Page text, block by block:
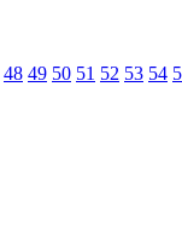
48 49 50 51 52 53 54